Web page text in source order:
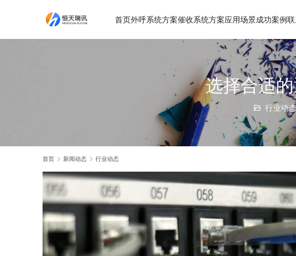
首页外呼系统方案催收系统方案应用场景成功案例
选择合适
行业动态
首页 新闻动态 行业动态